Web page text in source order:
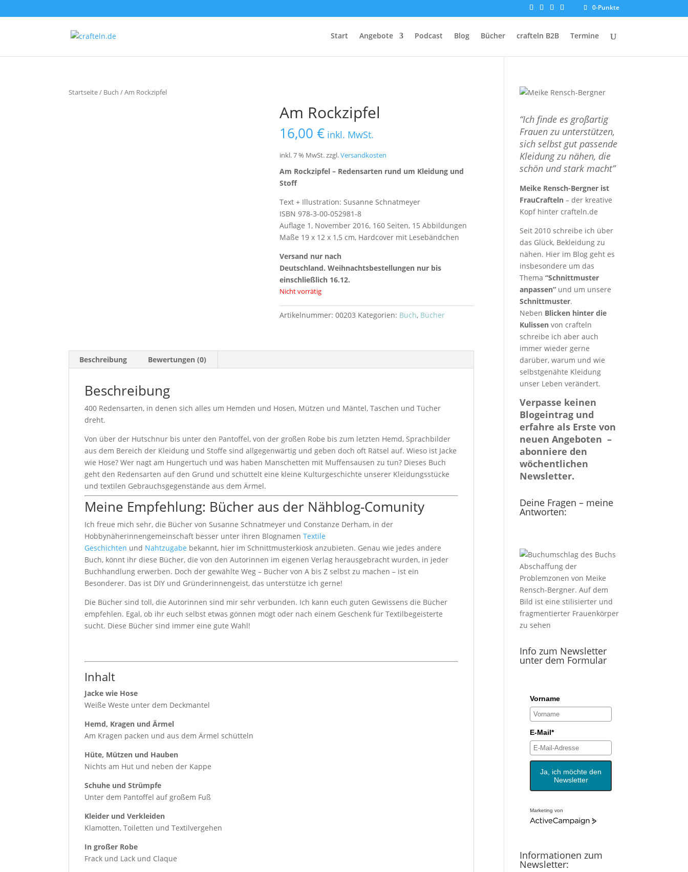
0-Punkte
Start Angebote Podcast Blog Bücher crafteln B2B Termine
Startseite/ Buch / Am Rockzipfel
Am Rockzipfel
16,00€ inkl. MwSt.
inkl. 7 % MwSt.zzgl.Versandkosten
Am Rockzipfel – Redensarten rund um Kleidung und
Stoff
Text + Illustration: Susanne Schnatmeyer
ISBN 978-3-00-052981-8
Auflage 1, November 2016, 160 Seiten, 15 Abbildungen
Maße 19 x 12 x 1,5 cm, Hardcover mit Lesebändchen
Versand nur nach
Deutschland. Weihnachtsbestellungen nur bis
einschließlich 16.12.
Nicht vorrätig
Artikelnummer:00203 Kategorien: Buch, Bücher
Beschreibung Bewertungen (0)
Beschreibung
400 Redensarten, in denen sich alles um Hemden und Hosen, Mützen und Mäntel, Taschen und Tücher
dreht.
Von über der Hutschnur bis unter den Pantoffel, von der großen Robe bis zum letzten Hemd, Sprachbilder
aus dem Bereich der Kleidung und Stoffe sind allgegenwärtig und geben doch oft Rätsel auf. Wieso ist Jacke
wie Hose? Wer nagt am Hungertuch und was haben Manschetten mit Muffensausen zu tun? Dieses Buch
geht den Redensarten auf den Grund und schüttelt eine kleine Kulturgeschichte unserer Kleidungsstücke
und textilen Gebrauchsgegenstände aus dem Ärmel.
Meine Empfehlung: Bücher aus der Nähblog-Comunity
Ich freue mich sehr, die Bücher von Susanne Schnatmeyer und Constanze Derham, in der
Hobbynäherinnengemeinschaft besser unter ihren BlognamenTextile
Geschichten und Nahtzugabe bekannt, hier im Schnittmusterkiosk anzubieten. Genau wie jedes andere
Buch, könnt ihr diese Bücher, die von den Autorinnen im eigenen Verlag herausgebracht wurden, in jeder
Buchhandlung erwerben. Doch der gewählte Weg – Bücher von A bis Z selbst zu machen – ist ein
Besonderer. Das ist DIY und Gründerinnengeist, das unterstütze ich gerne!
Die Bücher sind toll, die Autorinnen sind mir sehr verbunden. Ich kann euch guten Gewissens die Bücher
empfehlen. Egal, ob ihr euch selbst etwas gönnen mögt oder nach einem Geschenk für Textilbegeisterte
sucht. Diese Bücher sind immer eine gute Wahl!
Inhalt
Jacke wie Hose
Weiße Weste unter dem Deckmantel
Hemd, Kragen und Ärmel
Am Kragen packen und aus dem Ärmel schütteln
Hüte, Mützen und Hauben
Nichts am Hut und neben der Kappe
Schuhe und Strümpfe
Unter dem Pantoffel auf großem Fuß
Kleider und Verkleiden
Klamotten, Toiletten und Textilvergehen
In großer Robe
Frack und Lack und Claque
“Ich finde es großartig
Frauen zu unterstützen,
sich selbst gut passende
Kleidung zu nähen, die
schön und stark macht”
Meike Rensch-Bergner ist
FrauCrafteln – der kreative
Kopf hinter crafteln.de
Seit 2010 schreibe ich über
das Glück, Bekleidung zu
nähen. Hier im Blog geht es
insbesondere um das
Thema“Schnittmuster
anpassen” und um unsere
Schnittmuster.
Neben Blicken hinter die
Kulissen von crafteln
schreibe ich aber auch
immer wieder gerne
darüber, warum und wie
selbstgenähte Kleidung
unser Leben verändert.
Verpasse keinen
Blogeintrag und
erfahre als Erste von
neuen Angeboten –
abonniere den
wöchentlichen
Newsletter.
Deine Fragen – meine
Antworten:
Info zum Newsletter
unter dem Formular
Vorname
E-Mail*
Ja, ich möchte den
Newsletter
Marketing von
Informationen zum
Newsletter: